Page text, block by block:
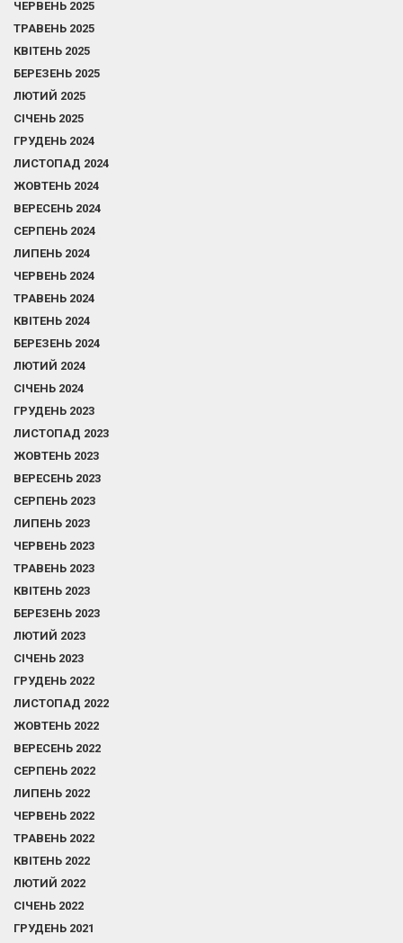
ЧЕРВЕНЬ 2025
ТРАВЕНЬ 2025
КВІТЕНЬ 2025
БЕРЕЗЕНЬ 2025
ЛЮТИЙ 2025
СІЧЕНЬ 2025
ГРУДЕНЬ 2024
ЛИСТОПАД 2024
ЖОВТЕНЬ 2024
ВЕРЕСЕНЬ 2024
СЕРПЕНЬ 2024
ЛИПЕНЬ 2024
ЧЕРВЕНЬ 2024
ТРАВЕНЬ 2024
КВІТЕНЬ 2024
БЕРЕЗЕНЬ 2024
ЛЮТИЙ 2024
СІЧЕНЬ 2024
ГРУДЕНЬ 2023
ЛИСТОПАД 2023
ЖОВТЕНЬ 2023
ВЕРЕСЕНЬ 2023
СЕРПЕНЬ 2023
ЛИПЕНЬ 2023
ЧЕРВЕНЬ 2023
ТРАВЕНЬ 2023
КВІТЕНЬ 2023
БЕРЕЗЕНЬ 2023
ЛЮТИЙ 2023
СІЧЕНЬ 2023
ГРУДЕНЬ 2022
ЛИСТОПАД 2022
ЖОВТЕНЬ 2022
ВЕРЕСЕНЬ 2022
СЕРПЕНЬ 2022
ЛИПЕНЬ 2022
ЧЕРВЕНЬ 2022
ТРАВЕНЬ 2022
КВІТЕНЬ 2022
ЛЮТИЙ 2022
СІЧЕНЬ 2022
ГРУДЕНЬ 2021